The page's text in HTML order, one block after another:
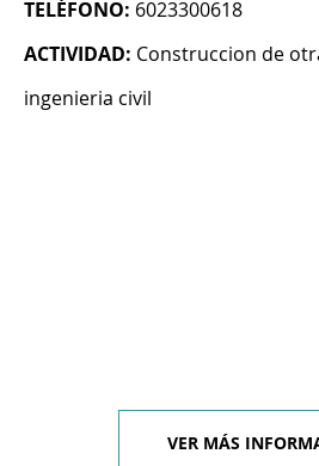
TELÉFONO: 6023300618
ACTIVIDAD: Construccion de
ingenieria civil
VER MÁS